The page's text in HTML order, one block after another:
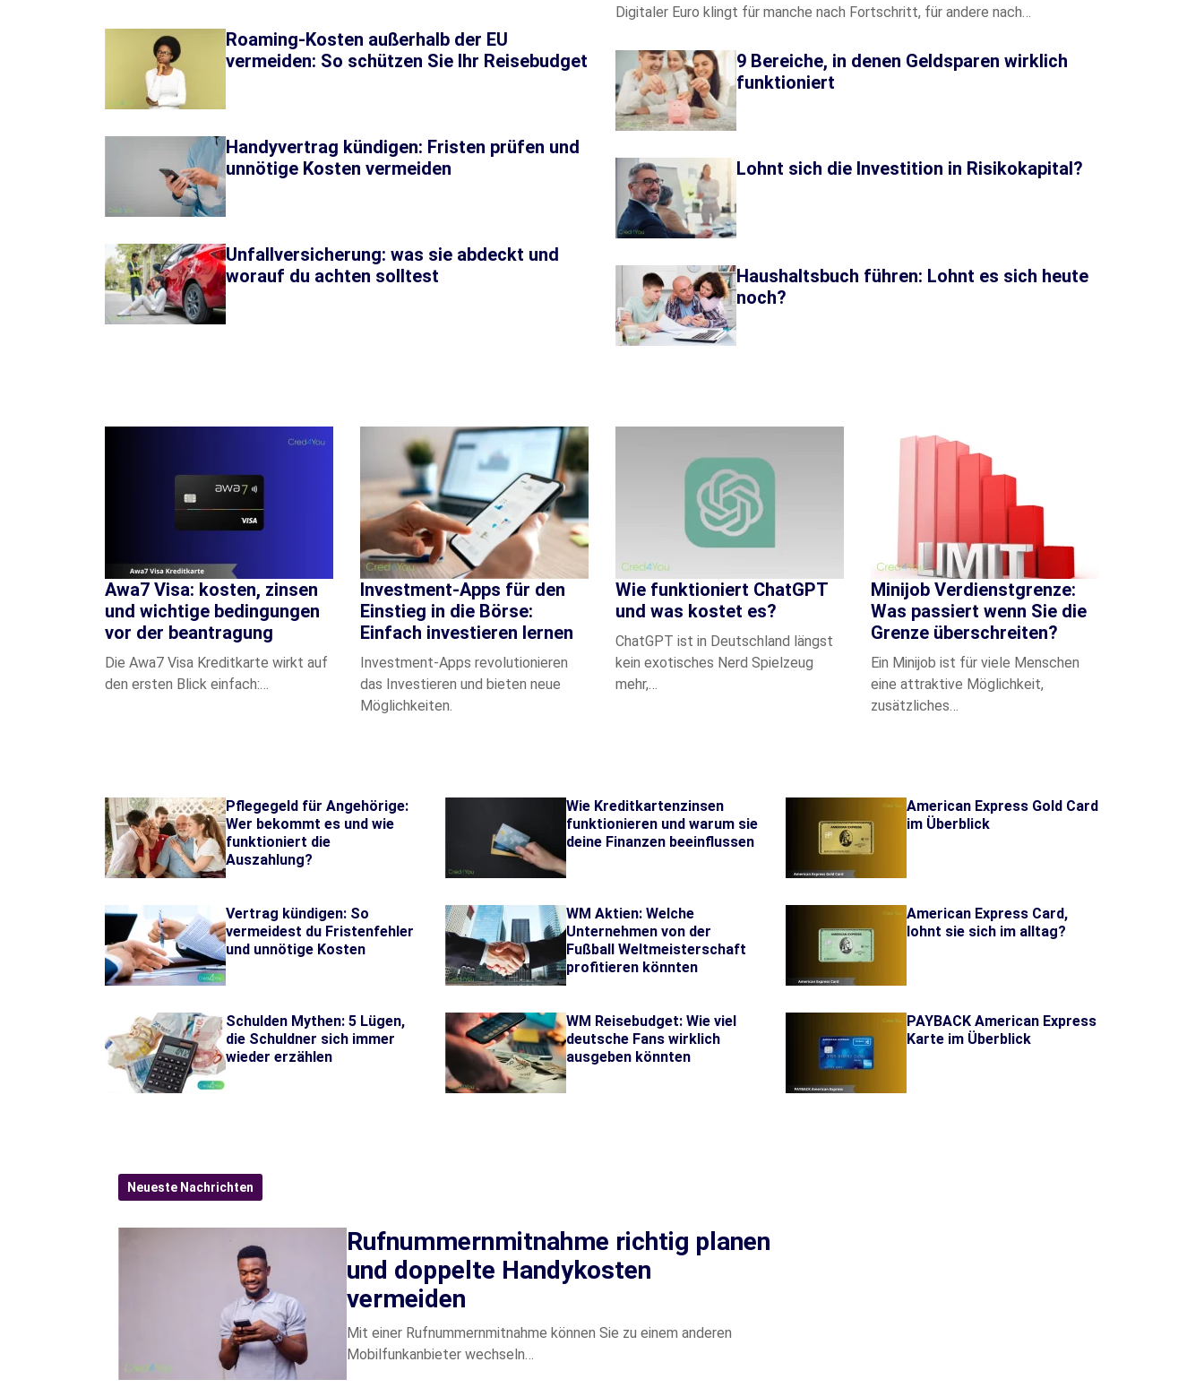
Roaming-Kosten außerhalb der EU
vermeiden: So schützen Sie Ihr Reisebudget
Handyvertrag kündigen: Fristen prüfen und
unnötige Kosten vermeiden
Unfallversicherung: was sie abdeckt und
worauf du achten solltest
Digitaler Euro klingt für manche nach Fortschritt, für andere nach…
9 Bereiche, in denen Geldsparen wirklich
funktioniert
Lohnt sich die Investition in Risikokapital?
Haushaltsbuch führen: Lohnt es sich heute
noch?
Awa7 Visa: kosten, zinsen
und wichtige bedingungen
vor der beantragung
Die Awa7 Visa Kreditkarte wirkt auf
den ersten Blick einfach:…
Investment-Apps für den
Einstieg in die Börse:
Einfach investieren lernen
Investment-Apps revolutionieren
das Investieren und bieten neue
Möglichkeiten.
Wie funktioniert ChatGPT
und was kostet es?
ChatGPT ist in Deutschland längst
kein exotisches Nerd Spielzeug
mehr,…
Minijob Verdienstgrenze:
Was passiert wenn Sie die
Grenze überschreiten?
Ein Minijob ist für viele Menschen
eine attraktive Möglichkeit,
zusätzliches…
Pflegegeld für Angehörige:
Wer bekommt es und wie
funktioniert die
Auszahlung?
Vertrag kündigen: So
vermeidest du Fristenfehler
und unnötige Kosten
Schulden Mythen: 5 Lügen,
die Schuldner sich immer
wieder erzählen
Wie Kreditkartenzinsen
funktionieren und warum sie
deine Finanzen beeinflussen
WM Aktien: Welche
Unternehmen von der
Fußball Weltmeisterschaft
profitieren könnten
WM Reisebudget: Wie viel
deutsche Fans wirklich
ausgeben könnten
American Express Gold Card
im Überblick
American Express Card,
lohnt sie sich im alltag?
PAYBACK American Express
Karte im Überblick
Neueste Nachrichten
Rufnummernmitnahme richtig planen
und doppelte Handykosten
vermeiden
Mit einer Rufnummernmitnahme können Sie zu einem anderen
Mobilfunkanbieter wechseln…